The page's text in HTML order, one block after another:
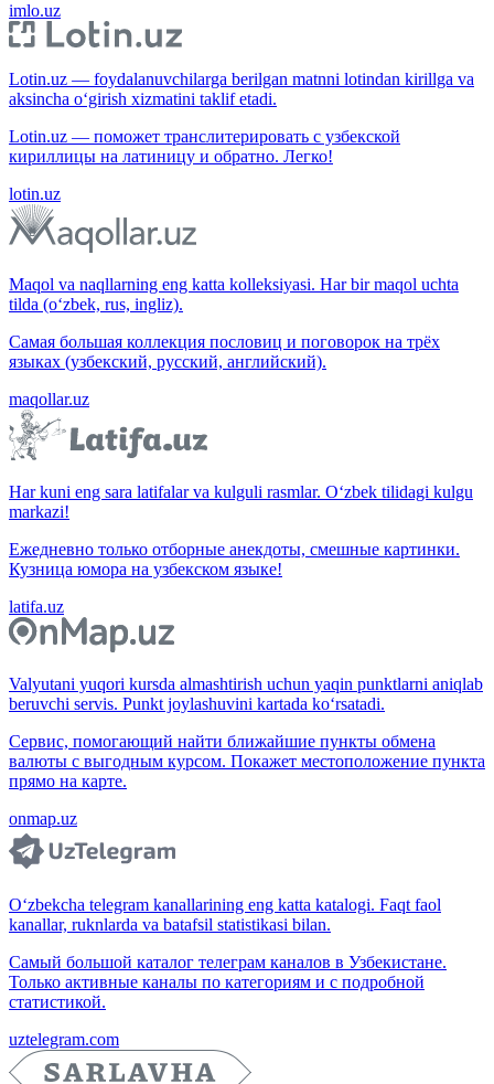
imlo.uz
Lotin.uz — foydalanuvchilarga berilgan matnni lotindan kirillga va
aksincha o‘girish xizmatini taklif etadi.
Lotin.uz — поможет транслитерировать с узбекской
кириллицы на латиницу и обратно. Легко!
lotin.uz
Maqol va naqllarning eng katta kolleksiyasi. Har bir maqol uchta
tilda (o‘zbek, rus, ingliz).
Самая большая коллекция пословиц и поговорок на трёх
языках (узбекский, русский, английский).
maqollar.uz
Har kuni eng sara latifalar va kulguli rasmlar. O‘zbek tilidagi kulgu
markazi!
Ежедневно только отборные анекдоты, смешные картинки.
Кузница юмора на узбекском языке!
latifa.uz
Valyutani yuqori kursda almashtirish uchun yaqin punktlarni aniqlab
beruvchi servis. Punkt joylashuvini kartada ko‘rsatadi.
Сервис, помогающий найти ближайшие пункты обмена
валюты с выгодным курсом. Покажет местоположение пункта
прямо на карте.
onmap.uz
O‘zbekcha telegram kanallarining eng katta katalogi. Faqt faol
kanallar, ruknlarda va batafsil statistikasi bilan.
Самый большой каталог телеграм каналов в Узбекистане.
Только активные каналы по категориям и с подробной
статистикой.
uztelegram.com